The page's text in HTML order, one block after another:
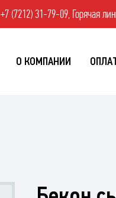
+7 (7212) 31-79-09, Горячая
О КОМПАНИИ